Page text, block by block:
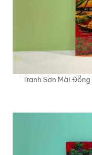
Tranh Sơn Mài